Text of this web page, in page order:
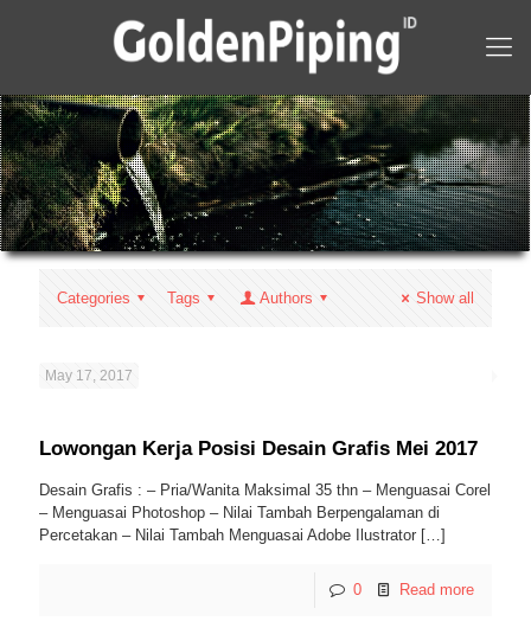
Categories Tags Authors Show all
May 17, 2017
Lowongan Kerja Posisi Desain Grafis Mei 2017
Desain Grafis : – Pria/Wanita Maksimal 35 thn – Menguasai Corel
– Menguasai Photoshop – Nilai Tambah Berpengalaman di
Percetakan – Nilai Tambah Menguasai Adobe Ilustrator […]
0 Read more